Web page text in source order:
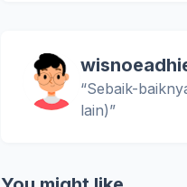
“Sebaik-
lain)”